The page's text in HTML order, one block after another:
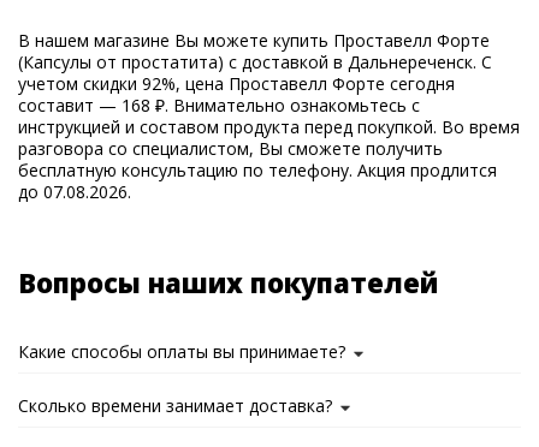
В нашем магазине Вы можете купить Проставелл Форте
(Капсулы от простатита) с доставкой в Дальнереченск. С
учетом скидки 92%, цена Проставелл Форте сегодня
составит — 168 ₽. Внимательно ознакомьтесь с
инструкцией и составом продукта перед покупкой. Во время
разговора со специалистом, Вы сможете получить
бесплатную консультацию по телефону. Акция продлится
до 07.08.2026.
Вопросы наших покупателей
Какие способы оплаты вы принимаете?
Сколько времени занимает доставка?